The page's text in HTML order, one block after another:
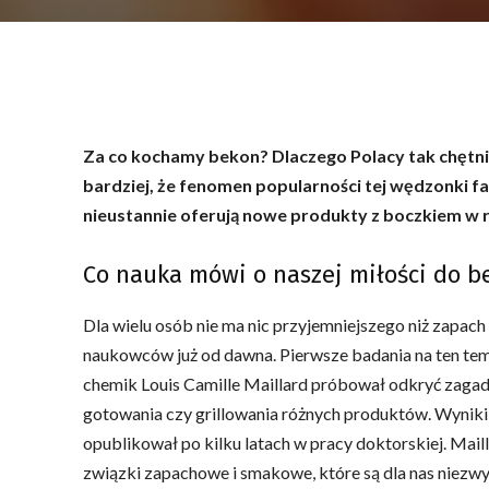
Za co kochamy bekon? Dlaczego Polacy tak
bardziej, że fenomen popularności tej wędzonki
nieustannie oferują nowe produkty z boczkiem w
Co nauka mówi o naszej miłości do
Dla wielu osób nie ma nic przyjemniejszego niż
naukowców już od dawna. Pierwsze badania na ten
chemik Louis Camille Maillard próbował odkryć
gotowania czy grillowania różnych produktów.
opublikował po kilku latach w pracy doktorskiej.
związki zapachowe i smakowe, które są dla nas